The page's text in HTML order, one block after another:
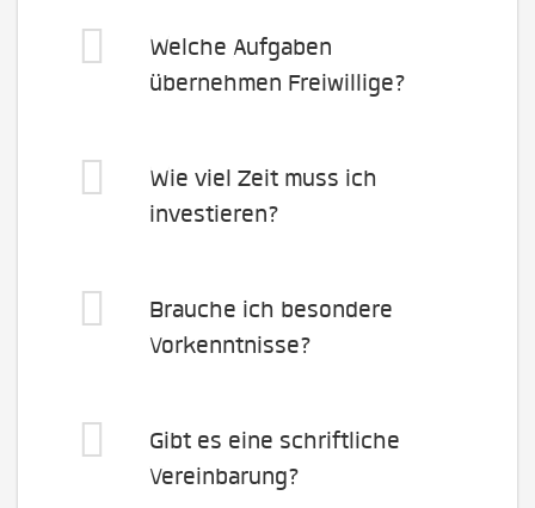
Welche Aufgaben
übernehmen Freiwillige?
Wie viel Zeit muss ich
investieren?
Brauche ich besondere
Vorkenntnisse?
Gibt es eine schriftliche
Vereinbarung?